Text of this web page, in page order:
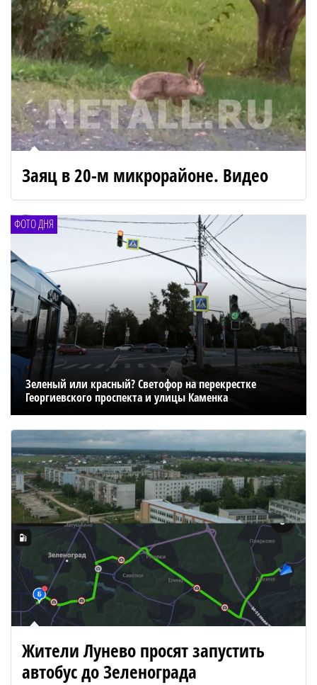
Заяц в 20-м микрорайоне. Видео
ФОТО ДНЯ
Зеленый или красный? Светофор на перекрестке
Георгиевского проспекта и улицы Каменка
Жители Лунево просят запустить
автобус до Зеленограда